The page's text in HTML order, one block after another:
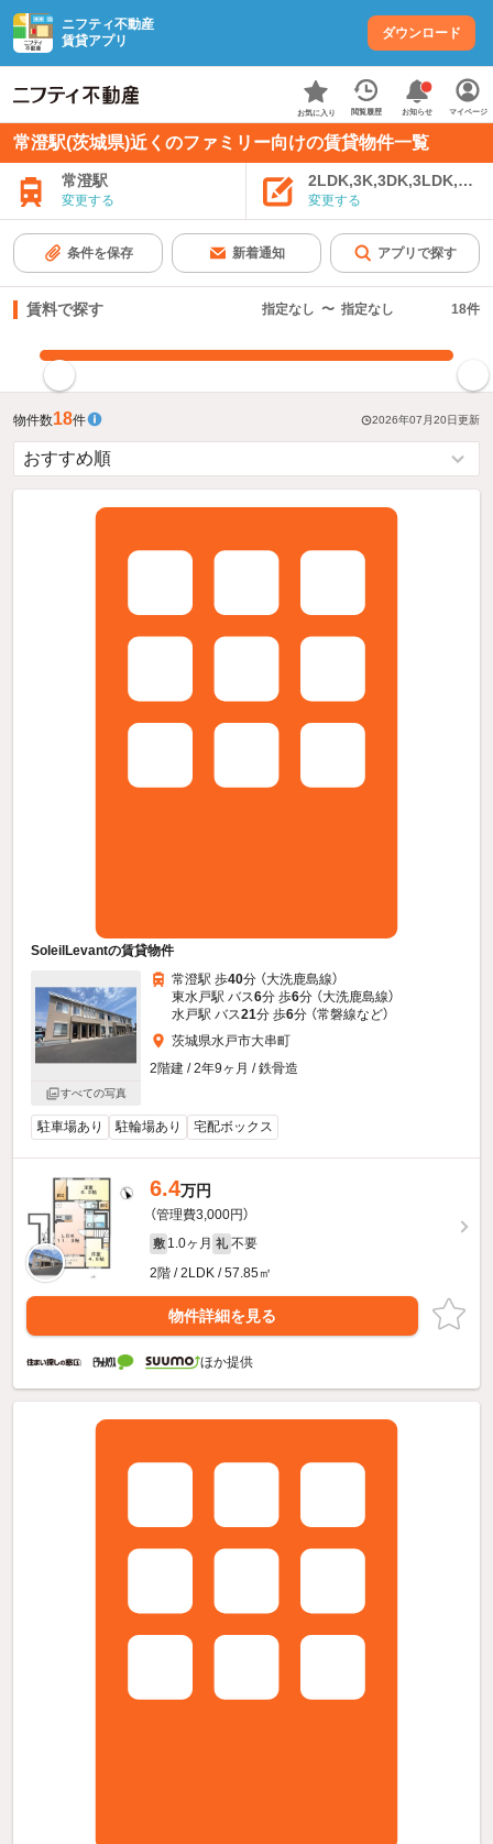
ニフティ不動産
賃貸アプリ
ダウンロード
お気に入り 閲覧履歴 お知らせ マイページ
常澄駅(茨城県)近くのファミリー向けの賃貸物件一覧
常澄駅
変更する 変更する
条件を保存 新着通知 アプリで探す
賃料で探す 指定なし 〜 指定なし 18件
物件数18件 2026年07月20日更新
SoleilLevantの賃貸物件
すべての写真
常澄駅 歩40分 （大洗鹿島線）
東水戸駅 バス6分 歩6分 （大洗鹿島線）
水戸駅 バス21分 歩6分 （常磐線など）
茨城県水戸市大串町
2階建 / 2年9ヶ月 / 鉄骨造
駐車場あり 駐輪場あり 宅配ボックス
6.4万円
（管理費3,000円）
敷 1.0ヶ月 礼 不要
2階 / 2LDK / 57.85㎡
物件詳細を見る
ほか提供